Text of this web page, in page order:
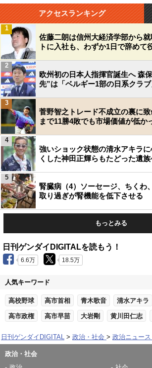
アクセスランキング
佐藤二朗は信州大経済学部から
トに入社も、わずか1日で辞めて
1
欧州初の日本人指揮官誕生へ 森
先”は「ベルギー1部の日系クラ
2
菅野智之トレード不成立の裏に
まで11勝4敗でも市場価値が低か
3
強いショック状態の清水アキラ
くした神田正輝らもたどった遺
4
腎臓病（4）ソーセージ、ちくわ
取り過ぎが腎機能を低下させる
5
もっとみる
日刊ゲンダイDIGITALを読もう！
6.6万 18.5万
人気キーワード
高校野球 高市首相 青木歌音 清水アキラ
高市政権 高市早苗 大岩剛 黄川田仁志
日刊ゲンダイDIGITAL 政治・社会 政治ニュース
政治・社会